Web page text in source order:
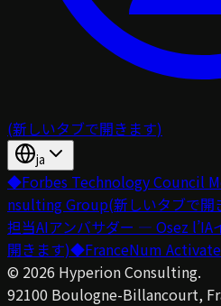
(新しいタブで開きます)
ja
◆Forbes Technology Council
nsulting Group(新しいタブで開
担当AIアンバサダー — Osez l’IA
開きます)◆FranceNum
© 2026 Hyperion Consulting.
92100 Boulogne-Billancourt,